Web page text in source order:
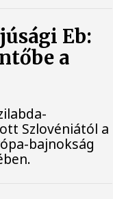
Eb:
a
Szlovéniától a
bajnokság